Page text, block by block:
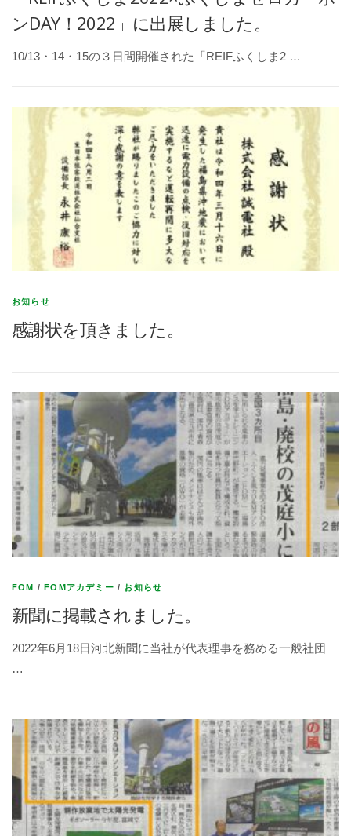
ンDAY！2022」に出展しました。
10/13・14・15の３日間開催された「REIFふくしま2 …
お知らせ
感謝状を頂きました。
FOM /FOMアカデミー / お知らせ
新聞に掲載されました。
2022年6月18日河北新聞に当社が代表理事を務める一般社団
…